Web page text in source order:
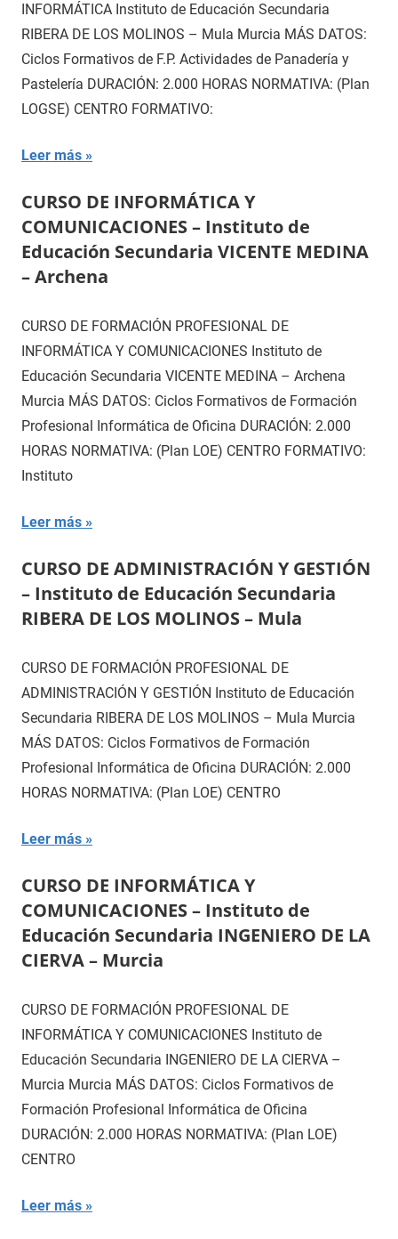
INFORMÁTICA Instituto de Educación Secundaria
RIBERA DE LOS MOLINOS – Mula Murcia MÁS DATOS:
Ciclos Formativos de F.P. Actividades de Panadería y
Pastelería DURACIÓN: 2.000 HORAS NORMATIVA: (Plan
LOGSE) CENTRO FORMATIVO:
Leer más
CURSO DE INFORMÁTICA Y
COMUNICACIONES – Instituto de
Educación Secundaria VICENTE MEDINA
– Archena
CURSO DE FORMACIÓN PROFESIONAL DE
INFORMÁTICA Y COMUNICACIONES Instituto de
Educación Secundaria VICENTE MEDINA – Archena
Murcia MÁS DATOS: Ciclos Formativos de Formación
Profesional Informática de Oficina DURACIÓN: 2.000
HORAS NORMATIVA: (Plan LOE) CENTRO FORMATIVO:
Instituto
Leer más
CURSO DE ADMINISTRACIÓN Y GESTIÓN
– Instituto de Educación Secundaria
RIBERA DE LOS MOLINOS – Mula
CURSO DE FORMACIÓN PROFESIONAL DE
ADMINISTRACIÓN Y GESTIÓN Instituto de Educación
Secundaria RIBERA DE LOS MOLINOS – Mula Murcia
MÁS DATOS: Ciclos Formativos de Formación
Profesional Informática de Oficina DURACIÓN: 2.000
HORAS NORMATIVA: (Plan LOE) CENTRO
Leer más
CURSO DE INFORMÁTICA Y
COMUNICACIONES – Instituto de
Educación Secundaria INGENIERO DE LA
CIERVA – Murcia
CURSO DE FORMACIÓN PROFESIONAL DE
INFORMÁTICA Y COMUNICACIONES Instituto de
Educación Secundaria INGENIERO DE LA CIERVA –
Murcia Murcia MÁS DATOS: Ciclos Formativos de
Formación Profesional Informática de Oficina
DURACIÓN: 2.000 HORAS NORMATIVA: (Plan LOE)
CENTRO
Leer más